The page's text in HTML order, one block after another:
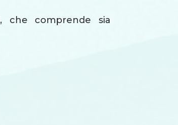
, che comprende sia